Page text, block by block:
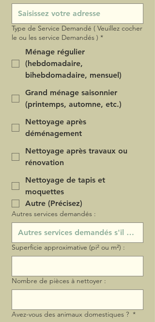
Type de Service Demandé ( Veuillez cocher
le ou les service Demandés ) *
Ménage régulier
(hebdomadaire,
bihebdomadaire, mensuel)
Grand ménage saisonnier
(printemps, automne, etc.)
Nettoyage après
déménagement
Nettoyage après travaux ou
rénovation
Nettoyage de tapis et
moquettes
Autre (Précisez)
Autres services demandés :
Superficie approximative (pi² ou m²) :
Nombre de pièces à nettoyer :
Avez-vous des animaux domestiques ? *